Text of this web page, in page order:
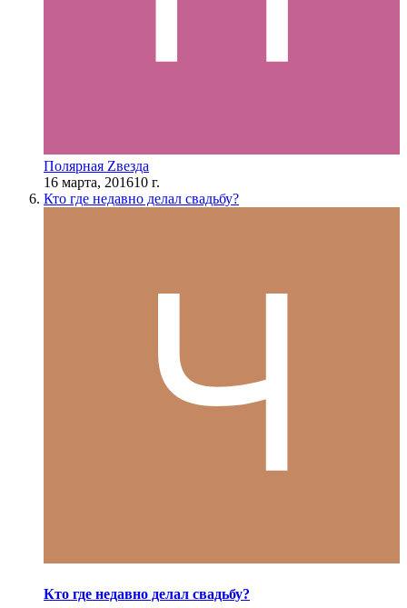
Полярная Zвезда
16 марта, 201610 г.
Кто где недавно делал свадьбу?
Кто где недавно делал свадьбу?